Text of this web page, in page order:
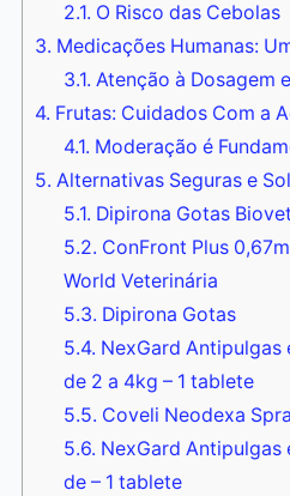
2.1. O Risco das Cebolas
3. Medicações Humanas:
3.1. Atenção à Dosagem
4. Frutas: Cuidados Com a
4.1. Moderação é
5. Alternativas Seguras e
5.1. Dipirona Gotas
5.2. ConFront Plus
World Veterinária
5.3. Dipirona Gotas
5.4. NexGard Antipulgas
de 2 a 4kg – 1 tablete
5.5. Coveli Neodexa
5.6. NexGard Antipulgas
de – 1 tablete